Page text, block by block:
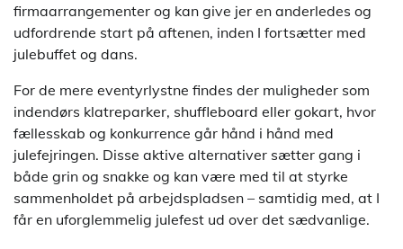
firmaarrangementer og kan give jer en anderledes og
udfordrende start på aftenen, inden I fortsætter med
julebuffet og dans.
For de mere eventyrlystne findes der muligheder som
indendørs klatreparker, shuffleboard eller gokart, hvor
fællesskab og konkurrence går hånd i hånd med
julefejringen. Disse aktive alternativer sætter gang i
både grin og snakke og kan være med til at styrke
sammenholdet på arbejdspladsen – samtidig med, at I
får en uforglemmelig julefest ud over det sædvanlige.